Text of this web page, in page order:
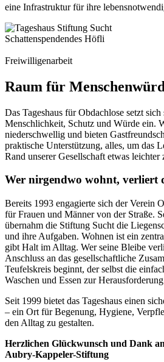
eine Infrastruktur für ihre
Schattenspendendes Höfli
Freiwilligenarbeit
Raum für
Das Tageshaus für Obdachlose setzt
Menschlichkeit, Schutz und Würde ein.
niederschwellig und bieten
praktische Unterstützung, alles, um das
Rand unserer Gesellschaft etwas leichter
Wer nirgendwo wohnt, verliert
Bereits 1993 engagierte sich der Verein
für Frauen und Männer von der Straße.
übernahm die Stiftung Sucht die
und ihre Aufgaben. Wohnen ist ein
gibt Halt im Alltag. Wer seine Bleibe
Anschluss an das gesellschaftliche
Teufelskreis beginnt, der selbst die
Waschen und Essen zur
Seit 1999 bietet das Tageshaus einen
– ein Ort für Begenung, Hygiene,
den Alltag zu gestalten.
Herzlichen Glückwunsch und Dank
Aubry-Kappeler-Stiftung